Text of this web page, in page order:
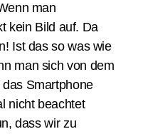
man
kein Bild auf. Da
Ist das so was wie
man sich von dem
Smartphone
nicht beachtet
dass wir zu